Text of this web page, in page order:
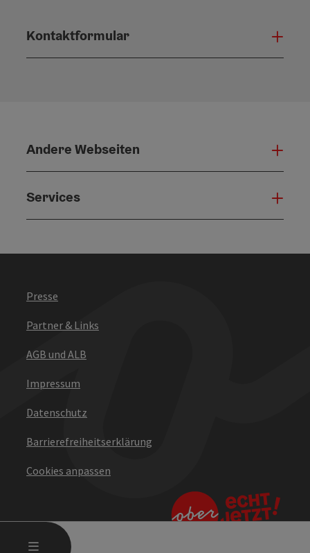
MENÜ
Kontaktformular
Andere Webseiten
Services
Presse
Partner & Links
AGB und ALB
Impressum
Datenschutz
Barrierefreiheitserklärung
Cookies anpassen